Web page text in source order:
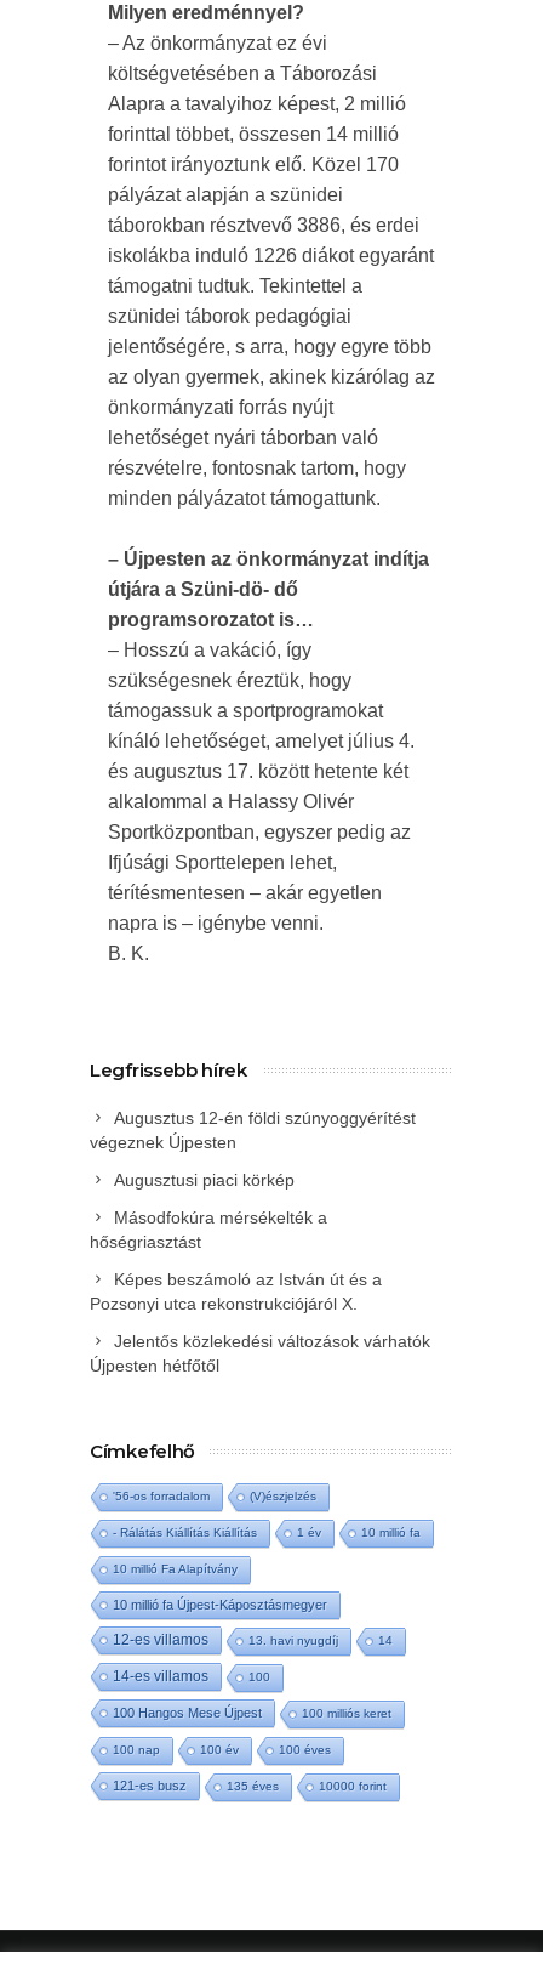
Milyen eredménnyel?
– Az önkormányzat ez évi
költségvetésében a Táborozási
Alapra a tavalyihoz képest, 2 millió
forinttal többet, összesen 14 millió
forintot irányoztunk elő. Közel 170
pályázat alapján a szünidei
táborokban résztvevő 3886, és erdei
iskolákba induló 1226 diákot egyaránt
támogatni tudtuk. Tekintettel a
szünidei táborok pedagógiai
jelentőségére, s arra, hogy egyre több
az olyan gyermek, akinek kizárólag az
önkormányzati forrás nyújt
lehetőséget nyári táborban való
részvételre, fontosnak tartom, hogy
minden pályázatot támogattunk.
– Újpesten az önkormányzat indítja
útjára a Szüni-dö- dő
programsorozatot is…
– Hosszú a vakáció, így
szükségesnek éreztük, hogy
támogassuk a sportprogramokat
kínáló lehetőséget, amelyet július 4.
és augusztus 17. között hetente két
alkalommal a Halassy Olivér
Sportközpontban, egyszer pedig az
Ifjúsági Sporttelepen lehet,
térítésmentesen – akár egyetlen
napra is – igénybe venni.
B. K.
Legfrissebb hírek
Augusztus 12-én földi szúnyoggyérítést
végeznek Újpesten
Augusztusi piaci körkép
Másodfokúra mérsékelték a
hőségriasztást
Képes beszámoló az István út és a
Pozsonyi utca rekonstrukciójáról X.
Jelentős közlekedési változások várhatók
Újpesten hétfőtől
Címkefelhő
'56-os forradalom (V)észjelzés
- Rálátás Kiállítás Kiállítás 1 év 10 millió fa
10 millió Fa Alapítvány
10 millió fa Újpest-Káposztásmegyer
12-es villamos 13. havi nyugdíj 14
14-es villamos 100
100 Hangos Mese Újpest 100 milliós keret
100 nap 100 év 100 éves
121-es busz 135 éves 10000 forint